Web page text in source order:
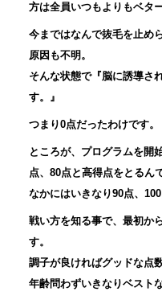
方は全員いつもよりもベタ
今まではなんで抜毛を止め
原因も不明。
そんな状態で『脳に誘導さ
す。』
つまり0点だったわけです。
ところが、プログラムを開
点、 80点と高得点をとるん
なかにはいきなり90点、 100
戦い方を知る事で、最初か
す。
調子が良ければグッドな点
年齢問わずいきなりベスト